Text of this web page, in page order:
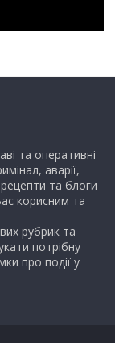
та оперативні
аварії,
та блоги
корисним та
рубрик та
потрібну
про події у